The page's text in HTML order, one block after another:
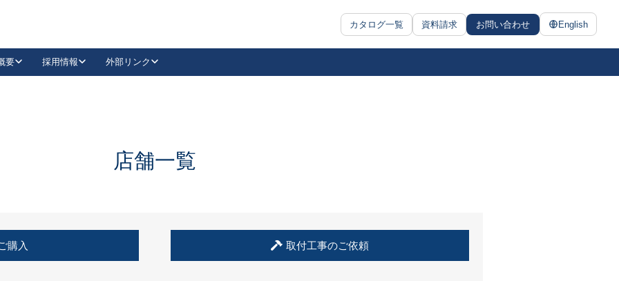
カタログ一覧 資料請求 お問い合わせ English
抗ウイルス・抗菌製品
要 採用情報 外部リンク
LinkedIn
住宅使用部材標準化推進協議会
店舗一覧
購入 取付工事のご依頼